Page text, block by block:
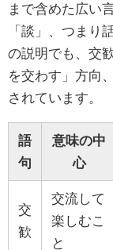
まで含めた広い
「談」、つまり
の説明でも、交
を交わす」方向
されています。
語
句
意味の中
心
交
歓
交流して
楽しむこ
と